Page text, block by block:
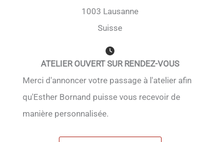
1003 Lausanne
Suisse
ATELIER OUVERT SUR RENDEZ-VOUS
Merci d'annoncer votre passage à l'atelier afin
qu'Esther Bornand puisse vous recevoir de
manière personnalisée.